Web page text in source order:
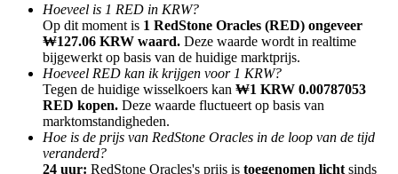
Doorverwijzing
Nodig een vriend uit om contante beloningen te ontvangen
BTC Welcome Rewards
Hoeveel is 1 RED in KRW?
Op dit moment is 1 RedStone Oracles (RED) ongeveer
₩127.06 KRW waard. Deze waarde wordt in realtime
bijgewerkt op basis van de huidige marktprijs.
Hoeveel RED kan ik krijgen voor 1 KRW?
Tegen de huidige wisselkoers kan ₩1 KRW 0.00787053
RED kopen. Deze waarde fluctueert op basis van
marktomstandigheden.
Hoe is de prijs van RedStone Oracles in de loop van de tijd
veranderd?
24 uur: RedStone Oracles's prijs is toegenomen licht sinds